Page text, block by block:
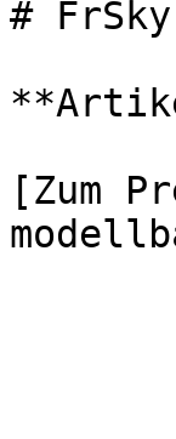
# FrSky
[Zum